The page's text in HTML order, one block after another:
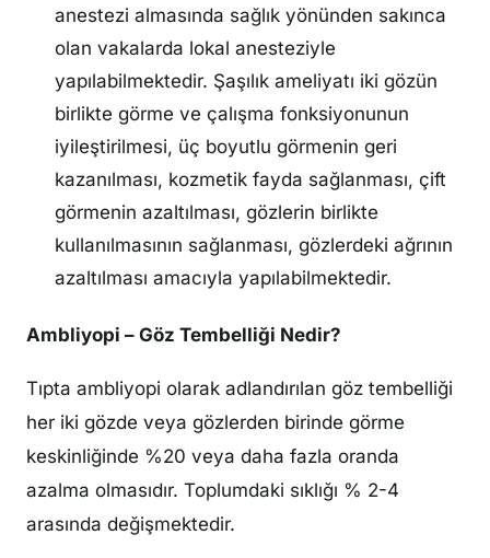
anestezi almasında sağlık yönünden sakınca
olan vakalarda lokal anesteziyle
yapılabilmektedir. Şaşılık ameliyatı iki gözün
birlikte görme ve çalışma fonksiyonunun
iyileştirilmesi, üç boyutlu görmenin geri
kazanılması, kozmetik fayda sağlanması, çift
görmenin azaltılması, gözlerin birlikte
kullanılmasının sağlanması, gözlerdeki ağrının
azaltılması amacıyla yapılabilmektedir.
Ambliyopi – Göz Tembelliği Nedir?
Tıpta ambliyopi olarak adlandırılan göz tembelliği
her iki gözde veya gözlerden birinde görme
keskinliğinde %20 veya daha fazla oranda
azalma olmasıdır. Toplumdaki sıklığı % 2-4
arasında değişmektedir.